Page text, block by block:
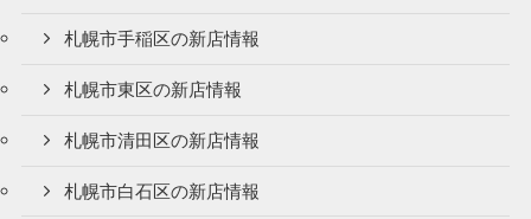
札幌市手稲区の新店情報
札幌市東区の新店情報
札幌市清田区の新店情報
札幌市白石区の新店情報